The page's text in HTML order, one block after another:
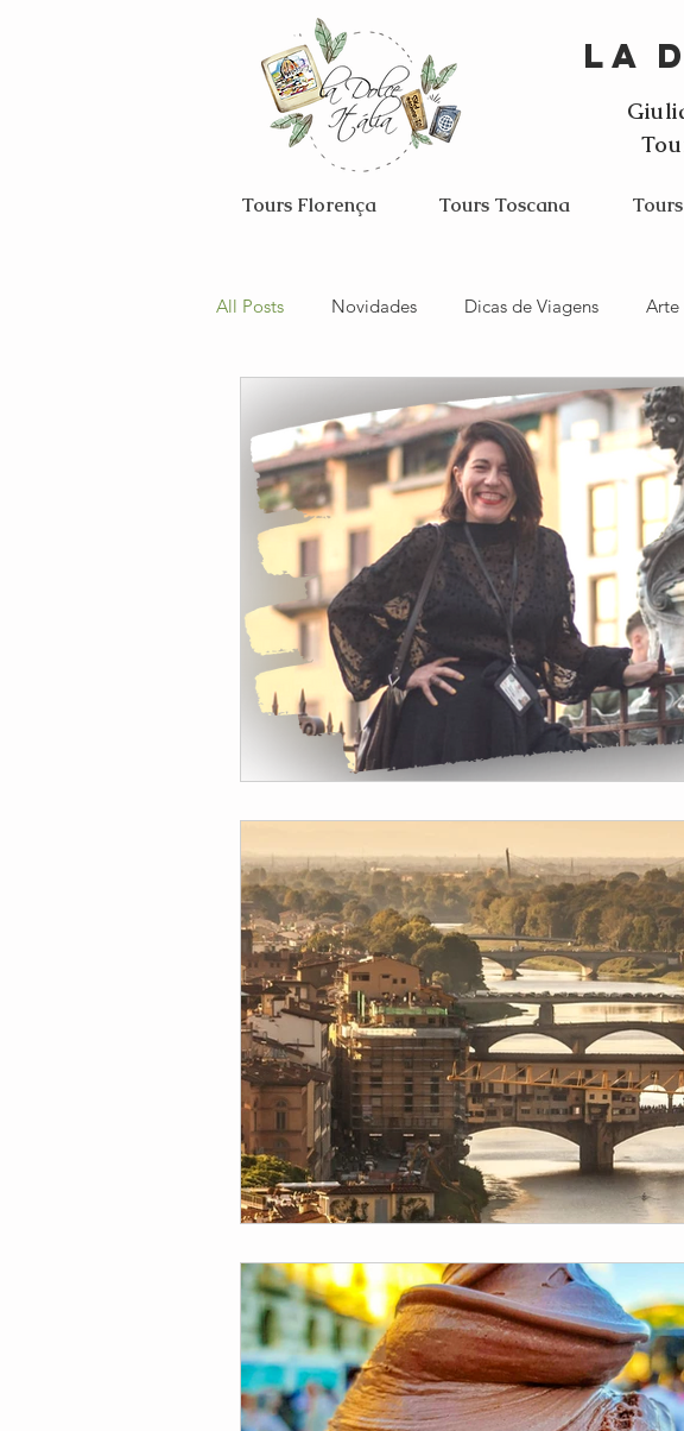
La
G
Tours Florença Tours Toscana
All Posts Novidades Dicas de Viagens Arte
Gastronomia Toscana Blog